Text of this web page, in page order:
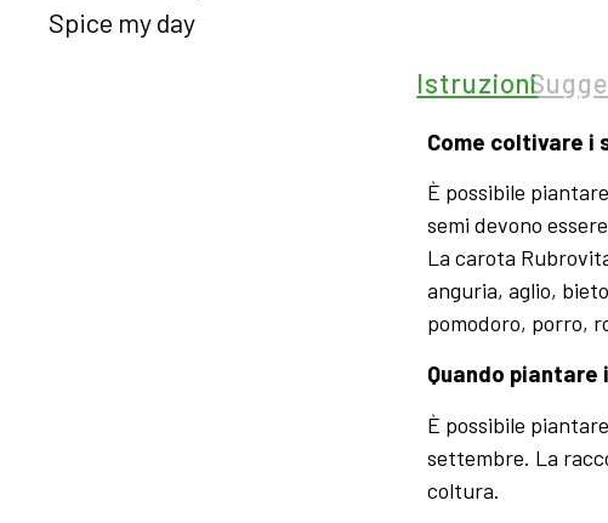
Spice my day
Istruzioni
Come coltivare i
È possibile
semi devono
La carota
anguria, aglio,
pomodoro, porro,
Quando piantare
È possibile
settembre. La
coltura.